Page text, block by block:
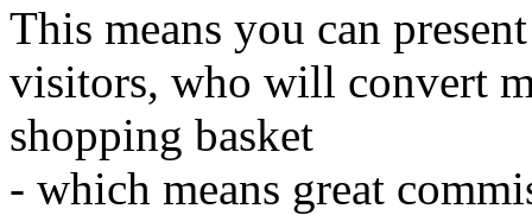
This means you can
visitors, who will convert
shopping basket
- which means great